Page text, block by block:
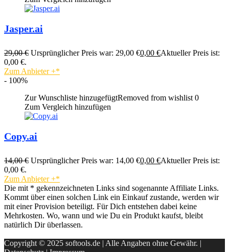
Jasper.ai
29,00€ Ursprünglicher Preis war: 29,00 €0,00 €Aktueller Preis ist:
0,00 €.
Zum Anbieter+
- 100%
Zur Wunschliste hinzugefügtRemoved from wishlist 0
Zum Vergleich hinzufügen
Copy.ai
14,00€ Ursprünglicher Preis war: 14,00 €0,00 €Aktueller Preis ist:
0,00 €.
Zum Anbieter+
Die mit * gekennzeichneten Links sind sogenannte Affiliate Links.
Kommt über einen solchen Link ein Einkauf zustande, werden wir
mit einer Provision beteiligt. Für Dich entstehen dabei keine
Mehrkosten. Wo, wann und wie Du ein Produkt kaufst, bleibt
natürlich Dir überlassen.
Copyright © 2025 softools.de | Alle Angaben ohne Gewähr. |